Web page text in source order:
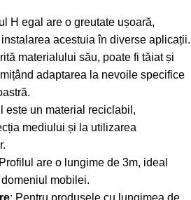
H egal are o greutate ușoară,
acestuia în diverse aplicații.
materialului său, poate fi tăiat și
adaptarea la nevoile specifice
este un material reciclabil,
mediului și la utilizarea
are o lungime de 3m, ideal
mobilei.
: Pentru produsele cu lungimea de